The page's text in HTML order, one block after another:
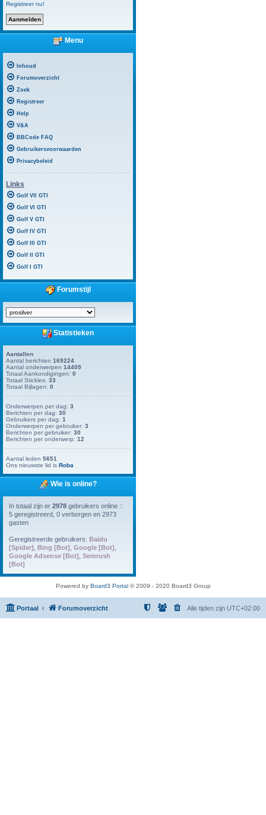
Registreer nu!
Menu
Inhoud
Forumoverzicht
Zoek
Registreer
Help
V&A
BBCode FAQ
Gebruikersvoorwaarden
Privacybeleid
Links
Golf VII GTI
Golf VI GTI
Golf V GTI
Golf IV GTI
Golf III GTI
Golf II GTI
Golf I GTI
Forumstijl
Statistieken
Aantallen
Aantal berichten 169224
Aantal onderwerpen 14409
Totaal Aankondigingen: 0
Totaal Stickies: 33
Totaal Bijlagen: 0
Onderwerpen per dag: 3
Berichten per dag: 30
Gebruikers per dag: 1
Onderwerpen per gebruiker: 3
Berichten per gebruiker: 30
Berichten per onderwerp: 12
Aantal leden 5651
Ons nieuwste lid is Roba
Wie is online?
In totaal zijn er 2978 gebruikers online ::
5 geregistreerd, 0 verborgen en 2973
gasten
Geregistreerde gebruikers: Baidu
[Spider] Bing [Bot] Google [Bot]
Google Adsense [Bot] Semrush
[Bot]
Powered by Board3 Portal© 2009 - 2020 Board3 Group
Portaal Forumoverzicht Alle tijden zijn UTC+02:00